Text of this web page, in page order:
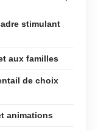
stimulant
aux familles
de choix
animations